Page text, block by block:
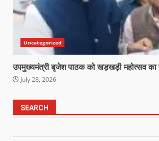
Uncategorized
उपमुख्यमंत्री बृजेश पाठक को खड़खड़ी महोत्सव का
July 28, 2026
SEARCH